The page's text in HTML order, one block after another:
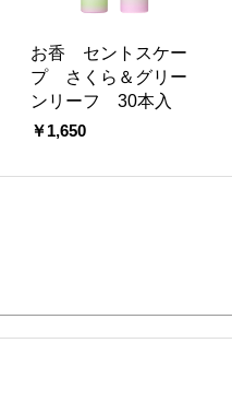
お香 セントスケー
プ さくら＆グリー
ンリーフ 30本入
￥1,650